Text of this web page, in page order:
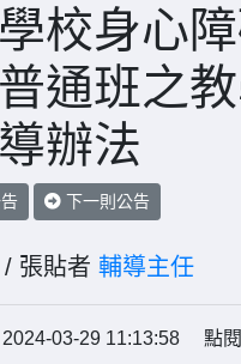
校身心
通班之教
辦法
下一則公告
/ 張貼者 輔導主任
2024-03-29 11:13:58 點閱